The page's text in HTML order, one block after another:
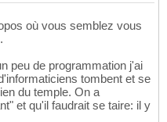
où vous semblez vous
peu de programmation j'ai
tombent et se
du temple. On a
et qu'il faudrait se taire: il y